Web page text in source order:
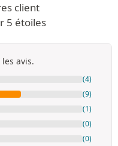
client
5 étoiles
avis.
(4)
(9)
(1)
(0)
(0)